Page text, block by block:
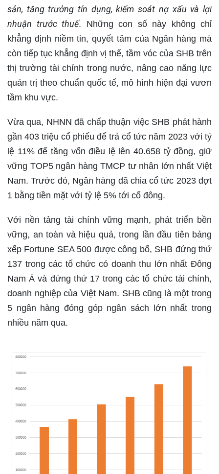
sản, tăng trưởng tín dụng, kiểm soát nợ xấu và lợi
nhuận trước thuế. Những con số này không chỉ
khẳng định niềm tin, quyết tâm của Ngân hàng mà
còn tiếp tục khẳng định vị thế, tầm vóc của SHB trên
thị trường tài chính trong nước, nâng cao năng lực
quản trị theo chuẩn quốc tế, mô hình hiện đại vươn
tầm khu vực.
Vừa qua, NHNN đã chấp thuận việc SHB phát hành
gần 403 triệu cổ phiếu để trả cổ tức năm 2023 với tỷ
lệ 11% để tăng vốn điều lệ lên 40.658 tỷ đồng, giữ
vững TOP5 ngân hàng TMCP tư nhân lớn nhất Việt
Nam. Trước đó, Ngân hàng đã chia cổ tức 2023 đợt
1 bằng tiền mặt với tỷ lệ 5% tới cổ đông.
Với nền tảng tài chính vững mạnh, phát triển bền
vững, an toàn và hiệu quả, trong lần đầu tiên bảng
xếp Fortune SEA 500 được công bố, SHB đứng thứ
137 trong các tổ chức có doanh thu lớn nhất Đông
Nam Á và đứng thứ 17 trong các tổ chức tài chính,
doanh nghiệp của Việt Nam. SHB cũng là một trong
5 ngân hàng đóng góp ngân sách lớn nhất trong
nhiều năm qua.